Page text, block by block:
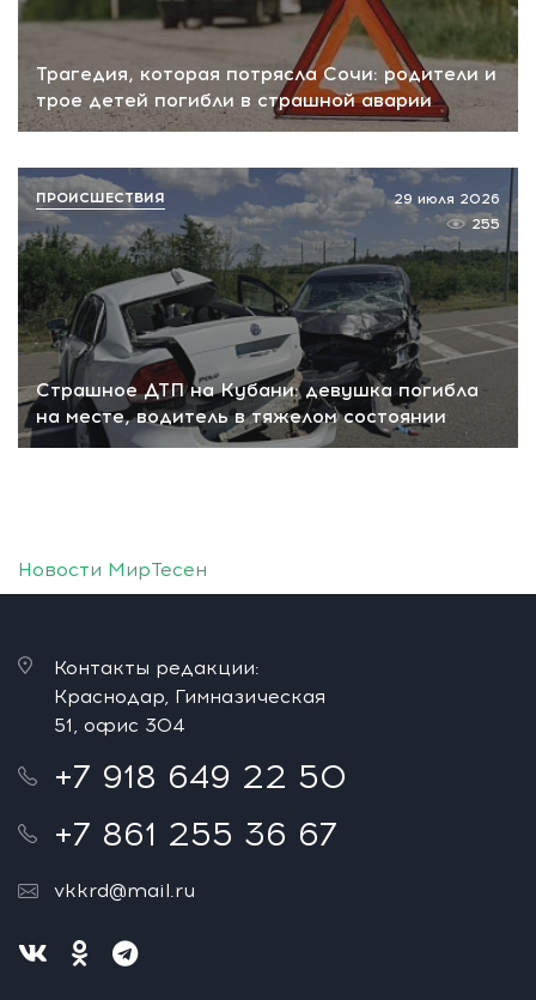
Трагедия, которая потрясла Сочи: родители и
трое детей погибли в страшной аварии
Страшное ДТП на Кубани: девушка погибла
на месте, водитель в тяжелом состоянии
29 июля 2026
255
ПРОИСШЕСТВИЯ
Новости МирТесен
Контакты редакции:
Краснодар, Гимназическая
51, офис 304
+7 918 649 22 50
+7 861 255 36 67
vkkrd@mail.ru